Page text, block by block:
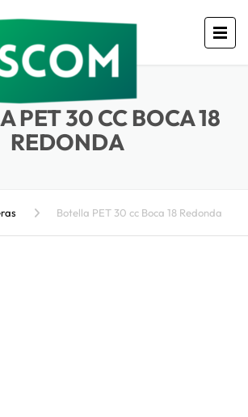
PET 30 CC BOCA 18
REDONDA
Botella PET 30 cc Boca 18 Redonda